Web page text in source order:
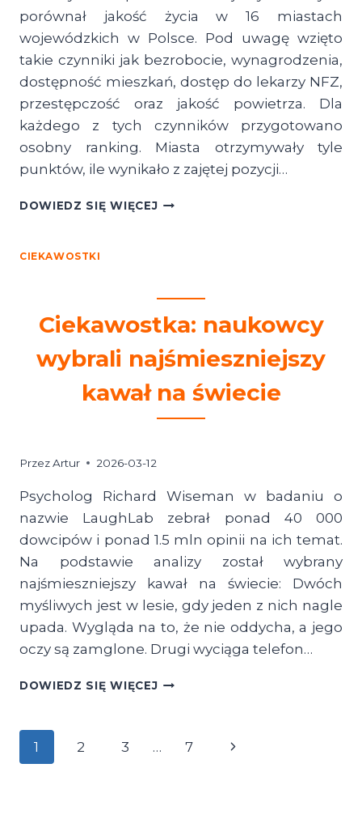
porównał jakość życia w 16 miastach
wojewódzkich w Polsce. Pod uwagę wzięto
takie czynniki jak bezrobocie, wynagrodzenia,
dostępność mieszkań, dostęp do lekarzy NFZ,
przestępczość oraz jakość powietrza. Dla
każdego z tych czynników przygotowano
osobny ranking. Miasta otrzymywały tyle
punktów, ile wynikało z zajętej pozycji…
DOWIEDZ SIĘ WIĘCEJCIEKAWOSTKA:
DO
ŻYCIA
POLSCE
WEDŁUG
RANKINGU
BUSINESS
INSIDER
CIEKAWOSTKI
Ciekawostka: naukowcy
wybrali najśmieszniejszy
kawał na świecie
PrzezArtur 2026-03-12
Psycholog Richard Wiseman w badaniu o
nazwie LaughLab zebrał ponad 40 000
dowcipów i ponad 1.5 mln opinii na ich temat.
Na podstawie analizy został wybrany
najśmieszniejszy kawał na świecie: Dwóch
myśliwych jest w lesie, gdy jeden z nich nagle
upada. Wygląda na to, że nie oddycha, a jego
oczy są zamglone. Drugi wyciąga telefon…
DOWIEDZ SIĘ WIĘCEJCIEKAWOSTKA:
KAWAŁ
Nawigacja
1 2 3 … 7
Następna